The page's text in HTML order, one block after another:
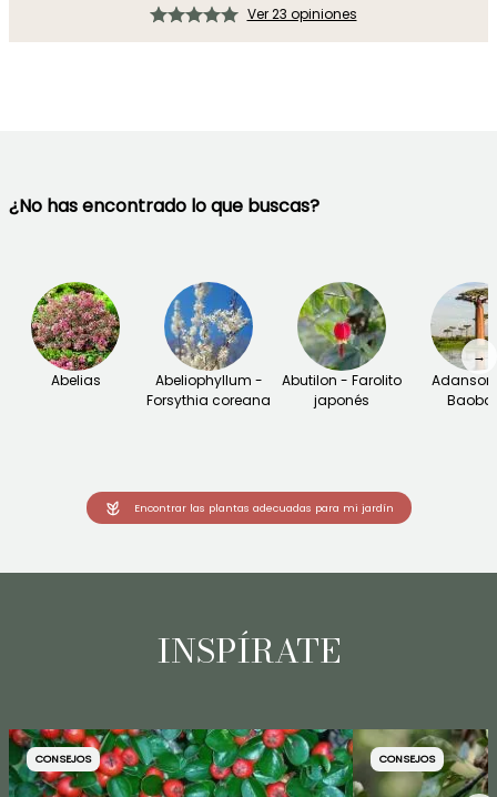
Ver 23 opiniones
¿No has encontrado lo que buscas?
Abelias
Abeliophyllum -
Forsythia coreana
Abutilon - Farolito
japonés
→
Encontrar las plantas adecuadas para mi jardín
INSPÍRATE
CONSEJOS CONSEJOS